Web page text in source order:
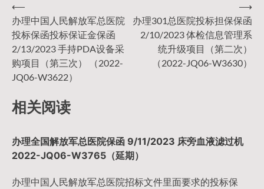
文
章
导
航
⟵
办理中国人民解放军总医院
投标保函投标保证金保函
2/13/2023 手持PDA设备采
购项目（第三次） （2022-
JQ06-W3622）
办理301总医院投标担保保函
2/10/2023 体检信息管理系
统升级项目（第二次）
（2022-JQ06-W3630）
⟶
相关阅读
办理全国解放军总医院保函 9/11/2023 床旁血液滤过机
2022-JQ06-W3765（延期）
办理中国人民解放军总医院招标文件里面要求的投标保